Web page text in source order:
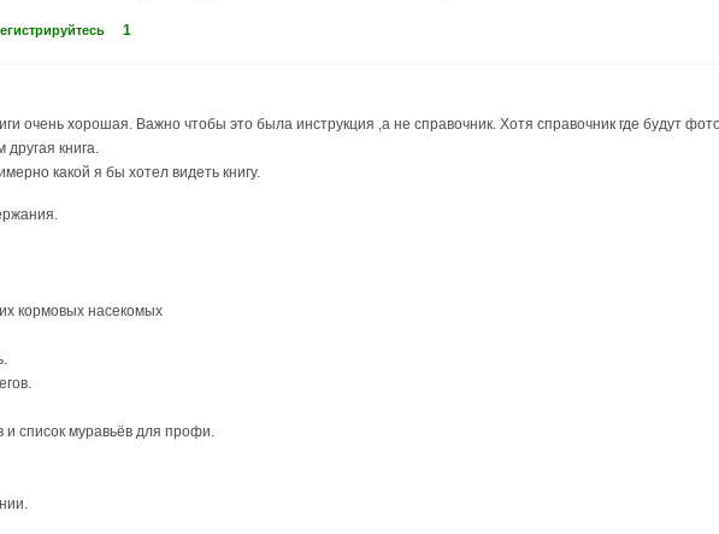
1
очень хорошая. Важно чтобы это была инструкция ,а не справочник. Хотя справочник где будут
книга.
какой я бы хотел видеть книгу.
кормовых насекомых
и список муравьёв для профи.